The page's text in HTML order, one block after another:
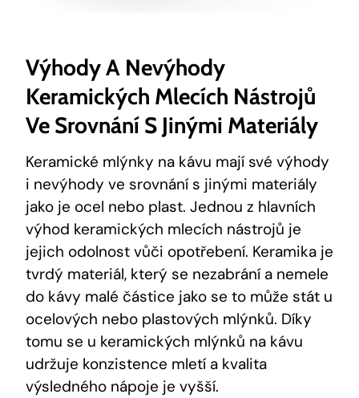
Výhody A Nevýhody
Keramických Mlecích Nástrojů
Ve Srovnání S Jinými Materiály
Keramické mlýnky na kávu mají své výhody
i nevýhody ve srovnání s jinými materiály
jako je ocel nebo plast. Jednou z hlavních
výhod keramických mlecích nástrojů je
jejich odolnost vůči opotřebení. Keramika je
tvrdý materiál, který se nezabrání a nemele
do kávy malé částice jako se to může stát u
ocelových nebo plastových mlýnků. Díky
tomu se u keramických mlýnků na kávu
udržuje konzistence mletí a kvalita
výsledného nápoje je vyšší.